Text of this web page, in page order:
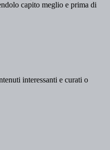
interessanti e curati o